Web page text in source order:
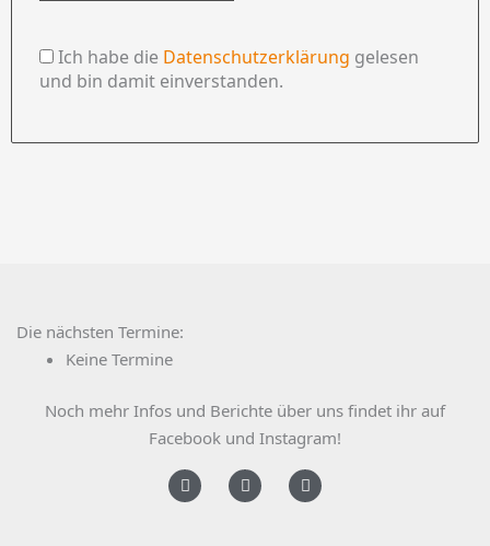
Ich habe die Datenschutzerklärung gelesen
und bin damit einverstanden.
Die nächsten Termine:
Keine Termine
Noch mehr Infos und Berichte über uns findet ihr auf
Facebook und Instagram!
F I Y